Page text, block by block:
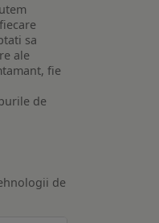
sa
ale
fie
de
de